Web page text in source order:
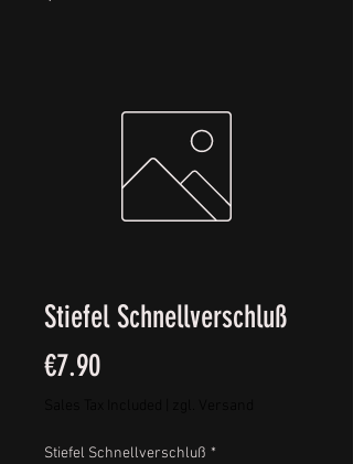
Stiefel Schnellverschluß
€7.90Price
Stiefel Schnellverschluß *